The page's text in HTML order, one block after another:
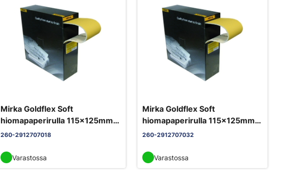
Mirka Goldflex Soft
hiomapaperirulla 115x125mm
P180 perforoitu 200 arkkia/rll
260-2912707018
Varastossa
Mirka Goldflex Soft
hiomapaperirulla 115x125mm
P320 perforoitu 200 arkkia/rll
260-2912707032
Varastossa